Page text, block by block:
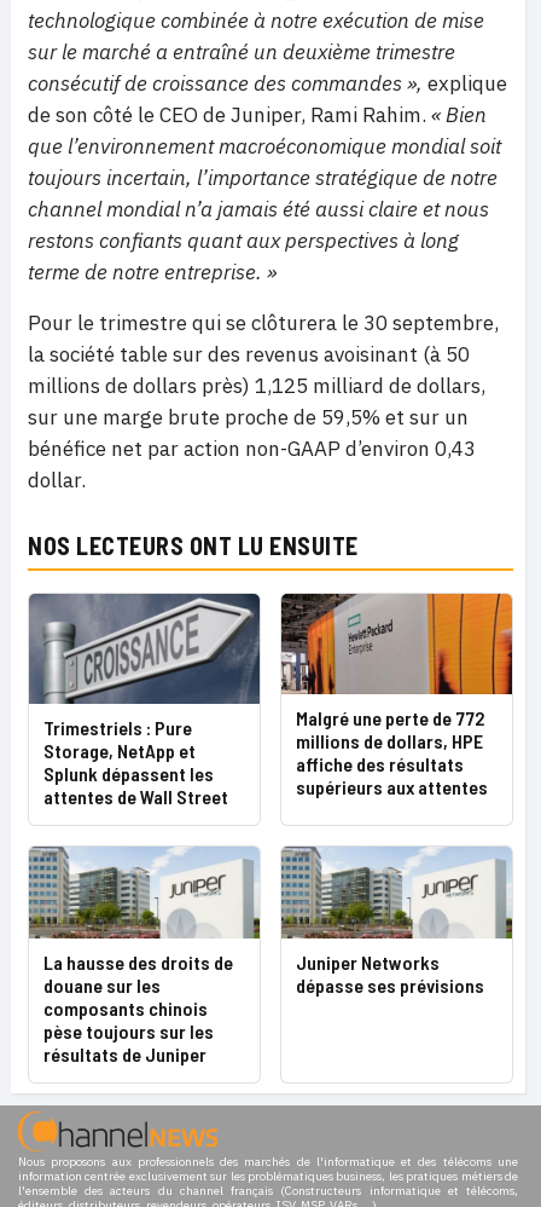
technologique combinée à notre exécution de mise
sur le marché a entraîné un deuxième trimestre
consécutif de croissance des commandes », explique
de son côté le CEO de Juniper, Rami Rahim. « Bien
que l’environnement macroéconomique mondial soit
toujours incertain, l’importance stratégique de notre
channel mondial n’a jamais été aussi claire et nous
restons confiants quant aux perspectives à long
terme de notre entreprise. »
Pour le trimestre qui se clôturera le 30 septembre,
la société table sur des revenus avoisinant (à 50
millions de dollars près) 1,125 milliard de dollars,
sur une marge brute proche de 59,5% et sur un
bénéfice net par action non-GAAP d’environ 0,43
dollar.
NOS LECTEURS ONT LU ENSUITE
Trimestriels : Pure
Storage, NetApp et
Splunk dépassent les
attentes de Wall Street
Malgré une perte de 772
millions de dollars, HPE
affiche des résultats
supérieurs aux attentes
La hausse des droits de
douane sur les
composants chinois
pèse toujours sur les
résultats de Juniper
Juniper Networks
dépasse ses prévisions
Nous proposons aux professionnels des marchés de l'informatique et des télécoms une
information centrée exclusivement sur les problématiques business, les pratiques métiers de
l'ensemble des acteurs du channel français (Constructeurs informatique et télécoms,